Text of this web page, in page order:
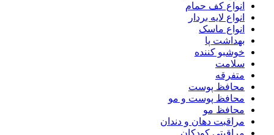
انواع کف حمام
انواع لایه بردار
انواع ماسک
بهداشت پا
خوشبو کننده
سلامت
متفرقه
محافظ پوست
محافظ پوست و مو
محافظ مو
مراقبت دهان و دندان
مراقبتی کودکان